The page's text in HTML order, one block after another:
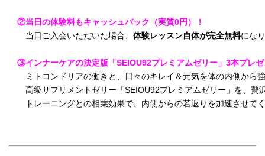
②当日の体験料もキャッシュバック（実質0円）！
当日ご入会いただいた場合、 体験レッスン自体が完全無料にな
③インナーケアの決定版「SEIOU92プレミアムゼリー」3本プレゼ
ミトコンドリアの働きと、日々のキレイ＆元気を体の内側から
高級サプリメントゼリー「SEIOU92プレミアムゼリー」を、贅
トレーニングとの相乗効果で、内側からの若返りを加速させて